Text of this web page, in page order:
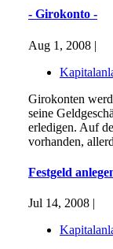
- Girokonto -
Aug 1, 2008 |
Girokonten
seine
erledigen. Auf
vorhanden,
Festgeld
Jul 14, 2008 |